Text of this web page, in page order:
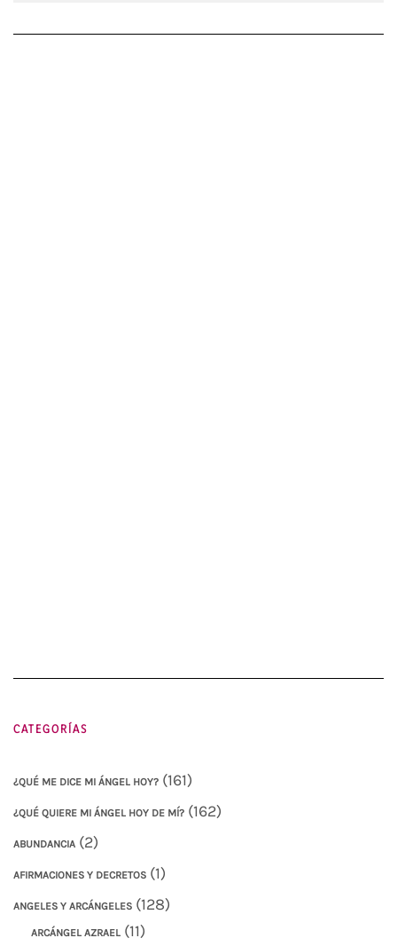
CATEGORÍAS
¿QUÉ ME DICE MI ÁNGEL HOY? (161)
¿QUÉ QUIERE MI ÁNGEL HOY DE MÍ? (162)
ABUNDANCIA (2)
AFIRMACIONES Y DECRETOS (1)
ANGELES Y ARCÁNGELES (128)
ARCÁNGEL AZRAEL (11)